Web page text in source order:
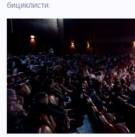
бициклисти.